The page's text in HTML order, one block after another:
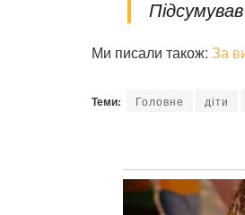
Ми писали також: За
Теми: Головне діти